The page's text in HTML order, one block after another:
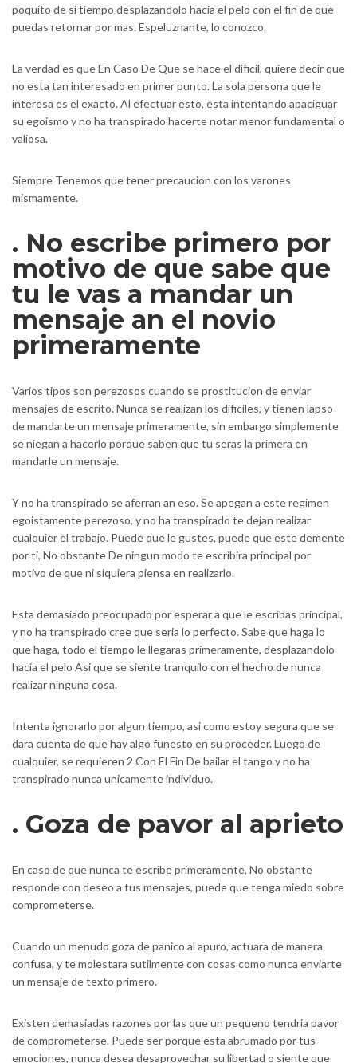
poquito de si tiempo desplazandolo hacia el pelo con el fin de que
puedas retornar por mas. Espeluznante, lo conozco.
La verdad es que En Caso De Que se hace el dificil, quiere decir que
no esta tan interesado en primer punto. La sola persona que le
interesa es el exacto. Al efectuar esto, esta intentando apaciguar
su egoismo y no ha transpirado hacerte notar menor fundamental o
valiosa.
Siempre Tenemos que tener precaucion con los varones
mismamente.
. No escribe primero por
motivo de que sabe que
tu le vas a mandar un
mensaje an el novio
primeramente
Varios tipos son perezosos cuando se prostitucion de enviar
mensajes de escrito. Nunca se realizan los dificiles, y tienen lapso
de mandarte un mensaje primeramente, sin embargo simplemente
se niegan a hacerlo porque saben que tu seras la primera en
mandarle un mensaje.
Y no ha transpirado se aferran an eso. Se apegan a este regimen
egoistamente perezoso, y no ha transpirado te dejan realizar
cualquier el trabajo. Puede que le gustes, puede que este demente
por ti, No obstante De ningun modo te escribira principal por
motivo de que ni siquiera piensa en realizarlo.
Esta demasiado preocupado por esperar a que le escribas principal,
y no ha transpirado cree que seri­a lo perfecto. Sabe que haga lo
que haga, todo el tiempo le llegaras primeramente, desplazandolo
hacia el pelo Asi que se siente tranquilo con el hecho de nunca
realizar ninguna cosa.
Intenta ignorarlo por algun tiempo, asi­ como estoy segura que se
dara cuenta de que hay algo funesto en su proceder. Luego de
cualquier, se requieren 2 Con El Fin De bailar el tango y no ha
transpirado nunca unicamente individuo.
. Goza de pavor al aprieto
En caso de que nunca te escribe primeramente, No obstante
responde con deseo a tus mensajes, puede que tenga miedo sobre
comprometerse.
Cuando un menudo goza de panico al apuro, actuara de manera
confusa, y te molestara sutilmente con cosas como nunca enviarte
un mensaje de texto primero.
Existen demasiadas razones por las que un pequeno tendria pavor
de comprometerse. Puede ser porque esta abrumado por tus
emociones, nunca desea desaprovechar su libertad o siente que